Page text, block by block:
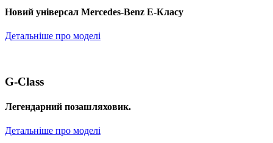
Новий універсал Mercedes-Benz E-Класу
Детальніше про моделі
G-Class
Легендарний позашляховик.
Детальніше про моделі